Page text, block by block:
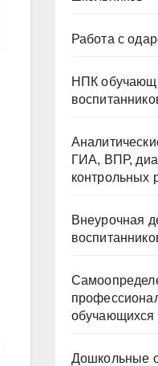
Работа с
НПК
ГИА, ВПР,
контрольных
Внеурочная
обучающихся
Дошкольные